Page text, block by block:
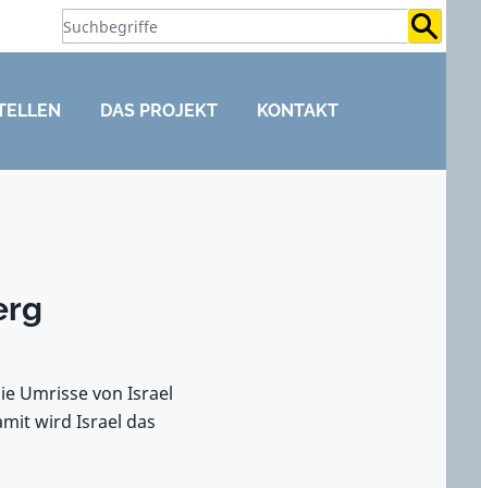
DAS PROJEKT KONTAKT
Umrisse von Israel
wird Israel das